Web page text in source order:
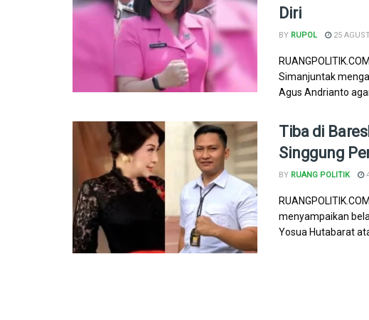
Diri
BY RUPOL 25
Simanjuntak
Agus Andrianto
Tiba di
Singgung
BY RUANG POLITIK
menyampaikan
Yosua Hutabarat